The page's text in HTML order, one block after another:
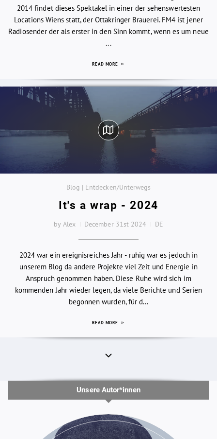
2014 findet dieses Spektakel in einer der sehenswertesten
Locations Wiens statt, der Ottakringer Brauerei. FM4 ist jener
Radiosender der als erster in den Sinn kommt, wenn es um neue
...
READ MORE
Blog | Entdecken/Unterwegs
It's a wrap - 2024
by Alex December 31st 2024 DE
2024 war ein ereignisreiches Jahr - ruhig war es jedoch in
unserem Blog da andere Projekte viel Zeit und Energie in
Anspruch genommen haben. Diese Ruhe wird sich im
kommenden Jahr wieder legen, da viele Berichte und Serien
begonnen wurden, für d...
READ MORE
Unsere Autor*innen